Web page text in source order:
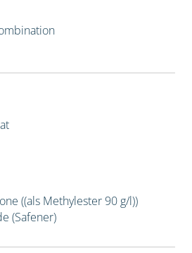
((als Methylester 90 g/l))
(Safener)